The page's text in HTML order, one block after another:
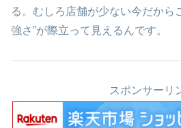
る。むしろ店舗が少ない今だから
強さ”が際立って見えるんです。
スポンサーリ